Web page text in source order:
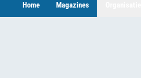
Home Magazines